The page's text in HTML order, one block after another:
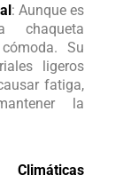
: Aunque es
chaqueta
Su
ligeros
fatiga,
la
Climáticas